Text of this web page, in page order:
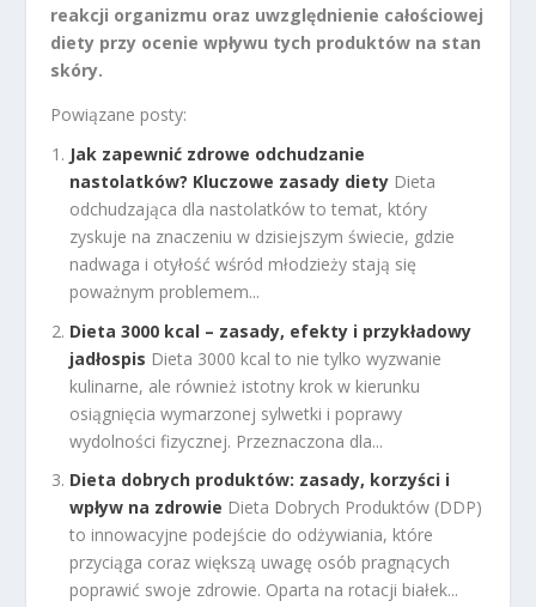
reakcji organizmu oraz uwzględnienie całościowej
diety przy ocenie wpływu tych produktów na stan
skóry.
Powiązane posty:
Jak zapewnić zdrowe odchudzanie
nastolatków? Kluczowe zasady diety Dieta
odchudzająca dla nastolatków to temat, który
zyskuje na znaczeniu w dzisiejszym świecie, gdzie
nadwaga i otyłość wśród młodzieży stają się
poważnym problemem...
Dieta 3000 kcal – zasady, efekty i przykładowy
jadłospis Dieta 3000 kcal to nie tylko wyzwanie
kulinarne, ale również istotny krok w kierunku
osiągnięcia wymarzonej sylwetki i poprawy
wydolności fizycznej. Przeznaczona dla...
Dieta dobrych produktów: zasady, korzyści i
wpływ na zdrowie Dieta Dobrych Produktów (DDP)
to innowacyjne podejście do odżywiania, które
przyciąga coraz większą uwagę osób pragnących
poprawić swoje zdrowie. Oparta na rotacji białek...